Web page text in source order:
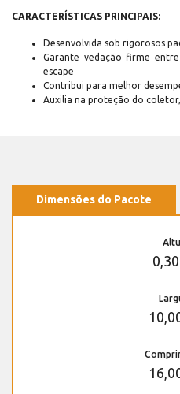
CARACTERÍSTICAS PRINCIPAIS:
Desenvolvida sob rigorosos
Garante vedação firme
escape
Contribui para melhor
Auxilia na proteção do
Dimensões do Pacote